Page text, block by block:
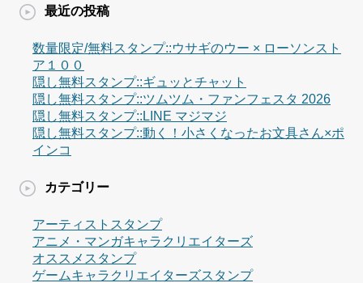
最近の投稿
数量限定/無料スタンプ::ウサギのウー × ローソンスト
ア１００
隠し無料スタンプ::ギュッとチャット
隠し無料スタンプ::ツムツム・ファンフェスタ 2026
隠し無料スタンプ::LINE マジマジ
隠し無料スタンプ::動く！小さくなったお文具さん×ポ
インコ
カテゴリー
アーティストスタンプ
アニメ・マンガキャラクリエイターズ
オススメスタンプ
ゲームキャラクリエイターズスタンプ